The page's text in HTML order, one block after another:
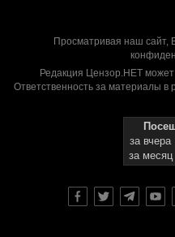
Просматривая наш сайт,
Редакция Цензор.НЕТ
Ответственность за материалы в
за вчера
за месяц